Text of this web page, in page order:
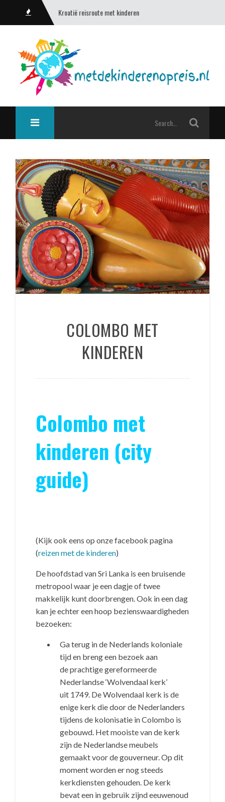
Kroatië reisroute met kinderen
COLOMBO MET
KINDEREN
Colombo met
kinderen (city
guide)
(Kijk ook eens op onze facebook pagina
(reizen met de kinderen)
De hoofdstad van Sri Lanka is een bruisende
metropool waar je een dagje of twee
makkelijk kunt doorbrengen. Ook in een dag
kan je echter een hoop bezienswaardigheden
bezoeken:
Ga terug in de Nederlands koloniale
tijd en breng een bezoek aan
de prachtige gereformeerde
Nederlandse ‘Wolvendaal kerk’
uit 1749. De Wolvendaal kerk is de
enige kerk die door de Nederlanders
tijdens de kolonisatie in Colombo is
gebouwd. Het mooiste van de kerk
zijn de Nederlandse meubels
gemaakt voor de gouverneur. Op dit
moment worden er nog steeds
kerkdiensten gehouden. De kerk
bevat een in gebruik zijnd eeuwenoud